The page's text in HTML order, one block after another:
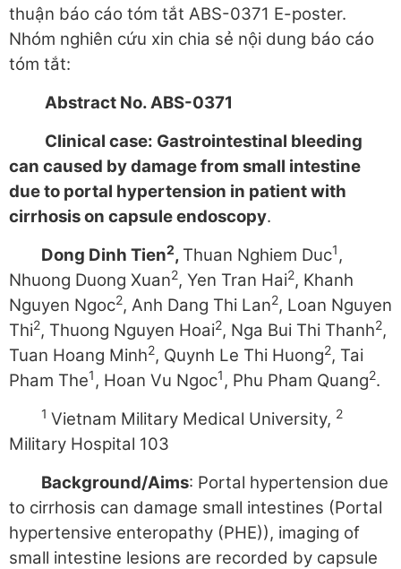
thuận báo cáo tóm tắt ABS-0371 E-poster.
Nhóm nghiên cứu xin chia sẻ nội dung báo cáo
tóm tắt:
Abstract No.ABS-0371
Clinical case: Gastrointestinal bleeding
can caused by damage from small intestine
due to portal hypertension in patient with
cirrhosis on capsule endoscopy.
Dong Dinh Tien2, Thuan Nghiem Duc1 ,
Nhuong Duong Xuan2, Yen Tran Hai2, Khanh
Nguyen Ngoc2, Anh Dang Thi Lan2, Loan Nguyen
Thi2, Thuong Nguyen Hoai2, Nga Bui Thi Thanh2,
Tuan Hoang Minh2, Quynh Le Thi Huong2, Tai
Pham The1 , Hoan Vu Ngoc1 , Phu Pham Quang2.
1 Vietnam Military Medical University, 2
Military Hospital 103
Background/Aims: Portal hypertension due
to cirrhosis can damage small intestines (Portal
hypertensive enteropathy (PHE)), imaging of
small intestine lesions are recorded by capsule